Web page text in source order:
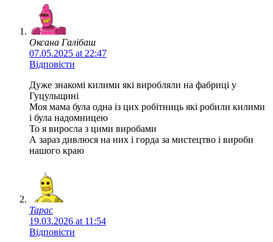
Оксана Галібаш
07.05.2025 at 22:47
Відповісти
Дуже знакомі килими які виробляли на фабриці у
Гуцульщині
Моя мама була одна із цих робітниць які робили килими
і була надомницею
То я виросла з цими виробами
А зараз дивлюся на них і горда за мистецтво і вироби
нашого краю
Тарас
19.03.2026 at 11:54
Відповісти